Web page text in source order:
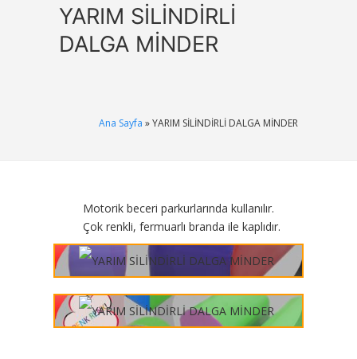
YARIM SİLİNDİRLİ
DALGA MİNDER
Ana Sayfa » YARIM SİLİNDİRLİ DALGA MİNDER
Motorik beceri parkurlarında kullanılır.
Çok renkli, fermuarlı branda ile kaplıdır.